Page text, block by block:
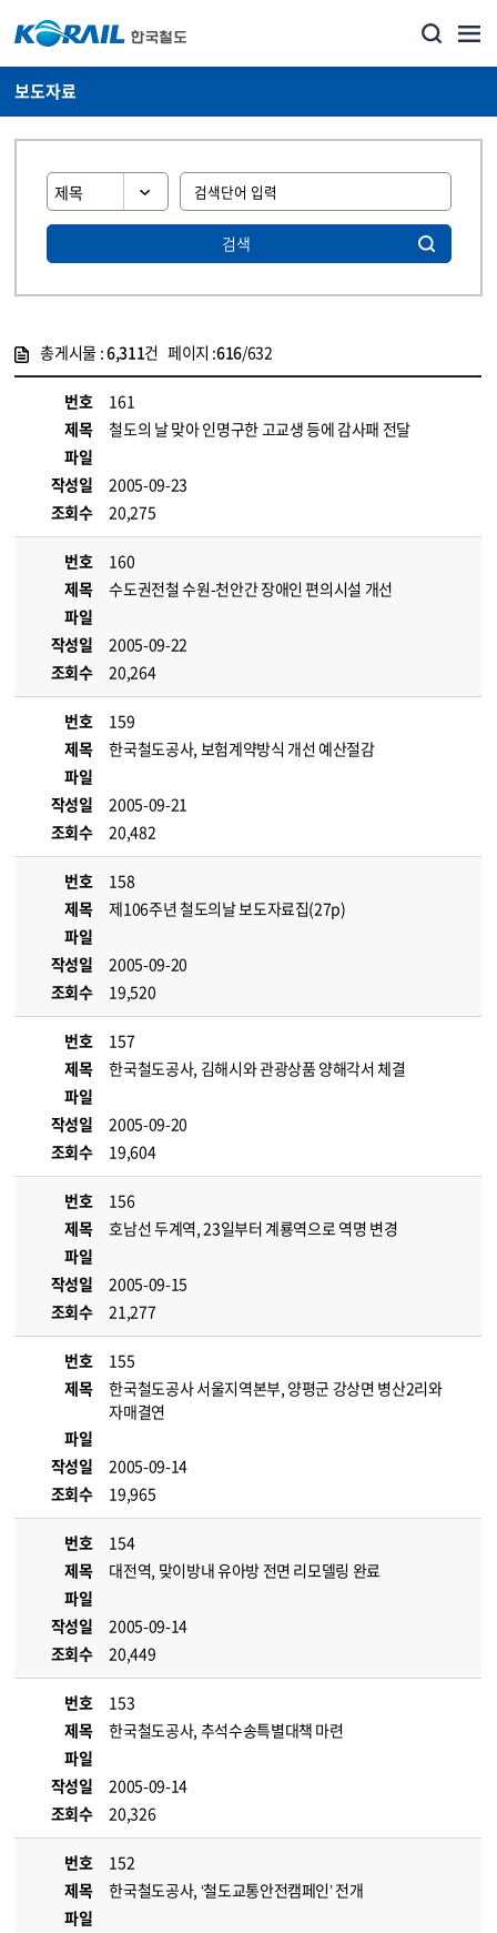
보도자료
검색
총게시물 :6,311건 페이지 :616/632
번호
161
제목
철도의 날 맞아 인명구한 고교생 등에 감사패 전달
파일
작성일
2005-09-23
조회수
20,275
번호
160
제목
수도권전철 수원-천안간 장애인 편의시설 개선
파일
작성일
2005-09-22
조회수
20,264
번호
159
제목
한국철도공사, 보험계약방식 개선 예산절감
파일
작성일
2005-09-21
조회수
20,482
번호
158
제목
제106주년 철도의날 보도자료집(27p)
파일
작성일
2005-09-20
조회수
19,520
번호
157
제목
한국철도공사, 김해시와 관광상품 양해각서 체결
파일
작성일
2005-09-20
조회수
19,604
번호
156
제목
호남선 두계역, 23일부터 계룡역으로 역명 변경
파일
작성일
2005-09-15
조회수
21,277
번호
155
제목
한국철도공사 서울지역본부, 양평군 강상면 병산2리와
자매결연
파일
작성일
2005-09-14
조회수
19,965
번호
154
제목
대전역, 맞이방내 유아방 전면 리모델링 완료
파일
작성일
2005-09-14
조회수
20,449
번호
153
제목
한국철도공사, 추석수송특별대책 마련
파일
작성일
2005-09-14
조회수
20,326
번호
152
제목
한국철도공사, ‘철도교통안전캠페인’ 전개
파일